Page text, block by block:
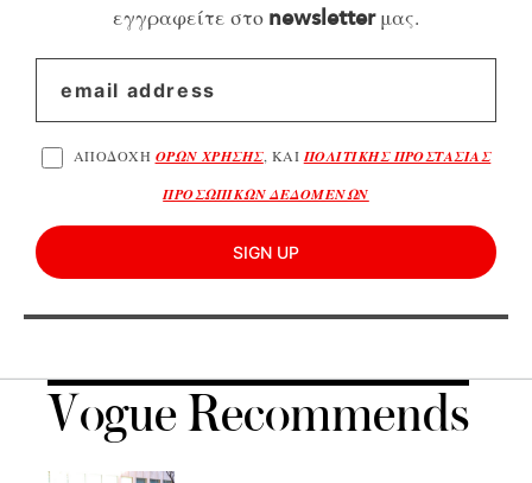
εγγραφείτε στο newsletterμας.
ΑΠΟΔΟΧΗ ΟΡΩΝ ΧΡΗΣΗΣ, ΚΑΙ ΠΟΛΙΤΙΚΗΣ ΠΡΟΣΤΑΣΙΑΣ
ΠΡΟΣΩΠΙΚΩΝ ΔΕΔΟΜΕΝΩΝ
SIGN UP
Vogue Recommends